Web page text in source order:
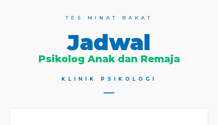
TES MINAT BAKAT
Jadwal
Psikolog Anak dan Remaja
KLINIK PSIKOLOGI